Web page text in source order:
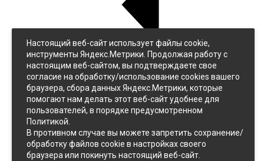
Джинс
Однотонный
Принтованный
Настоящий веб-сайт использует файлы cookie,
инструменты Яндекс.Метрики. Продолжая работу с
настоящим веб-сайтом, вы подтверждаете свое
согласие на обработку/использование cookies вашего
браузера, сбора данных Яндекс.Метрики, которые
помогают нам делать этот веб-сайт удобнее для
пользователей, в порядке предусмотренном
Политикой.
В противном случае вы можете запретить сохранение/
обработку файлов cookie в настройках своего
браузера или покинуть настоящий веб-сайт.